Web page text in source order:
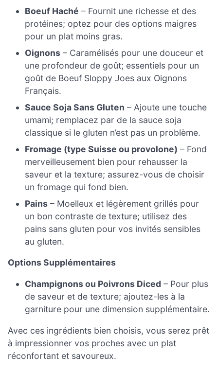
Boeuf Haché – Fournit une richesse et des
protéines; optez pour des options maigres
pour un plat moins gras.
Oignons – Caramélisés pour une douceur et
une profondeur de goût; essentiels pour un
goût de Boeuf Sloppy Joes aux Oignons
Français.
Sauce Soja Sans Gluten – Ajoute une touche
umami; remplacez par de la sauce soja
classique si le gluten n’est pas un problème.
Fromage (type Suisse ou provolone) – Fond
merveilleusement bien pour rehausser la
saveur et la texture; assurez-vous de choisir
un fromage qui fond bien.
Pains – Moelleux et légèrement grillés pour
un bon contraste de texture; utilisez des
pains sans gluten pour vos invités sensibles
au gluten.
Options Supplémentaires
Champignons ou Poivrons Diced – Pour plus
de saveur et de texture; ajoutez-les à la
garniture pour une dimension supplémentaire.
Avec ces ingrédients bien choisis, vous serez prêt
à impressionner vos proches avec un plat
réconfortant et savoureux.